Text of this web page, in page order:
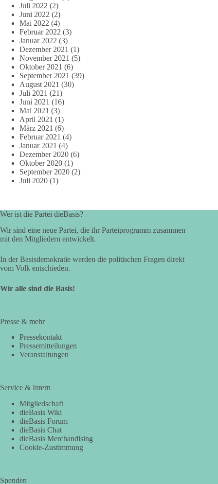
Juli 2022 (2)
Juni 2022 (2)
Mai 2022 (4)
Februar 2022 (3)
Januar 2022 (3)
Dezember 2021 (1)
November 2021 (5)
Oktober 2021 (6)
September 2021 (39)
August 2021 (30)
Juli 2021 (21)
Juni 2021 (16)
Mai 2021 (3)
April 2021 (1)
März 2021 (6)
Februar 2021 (4)
Januar 2021 (4)
Dezember 2020 (6)
Oktober 2020 (1)
September 2020 (2)
Juli 2020 (1)
Wer ist die Partei dieBasis?
Wir sind eine neue Partei, die ihr Parteiprogramm zusammen
mit den Mitgliedern entwickelt.
In der Basisdemokratie werden die politischen Fragen direkt
vom Volk entschieden.
Wir alle sind die Basis!
Presse & mehr
Pressekontakt
Pressemitteilungen
Veranstaltungen
Service & Intern
Mitgliedschaft
dieBasis Wiki
dieBasis Forum
dieBasis Chat
dieBasis Merchandising
Cookie-Zustimmung
Spenden